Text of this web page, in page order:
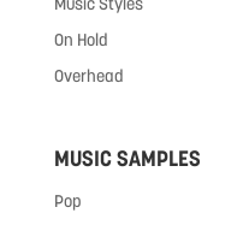
On Hold
Overhead
MUSIC SAMPLES
Pop